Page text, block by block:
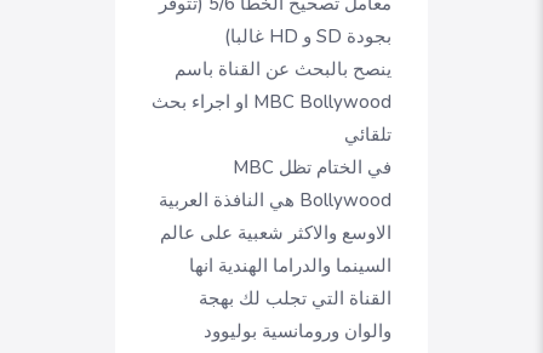
بجودة SD و HD غالبا)
ينصح بالبحث عن القناة باسم
MBC Bollywood او اجراء بحث
تلقائي
في الختام تظل MBC
Bollywood هي النافذة العربية
الاوسع والاكثر شعبية على عالم
السينما والدراما الهندية انها
القناة التي تجلب لك بهجة
والوان ورومانسية بوليوود